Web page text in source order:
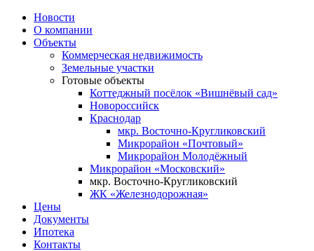
Новости
О компании
Объекты
Коммерческая недвижимость
Земельные участки
Готовые объекты
Коттеджный посёлок «Вишнёвый сад»
Новороссийск
Краснодар
мкр. Восточно-Кругликовский
Микрорайон «Почтовый»
Микрорайон Молодёжный
Микрорайон «Московский»
мкр. Восточно-Кругликовский
ЖК «Железнодорожная»
Цены
Документы
Ипотека
Контакты